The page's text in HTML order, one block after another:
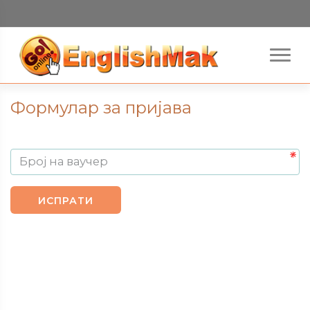
Формулар за пријава
Број на ваучер
ИСПРАТИ